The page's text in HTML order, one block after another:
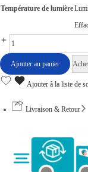
Température de lumière
L
a
m
Ajouter au panier
Ajouter à la liste de
Livraison & Retour